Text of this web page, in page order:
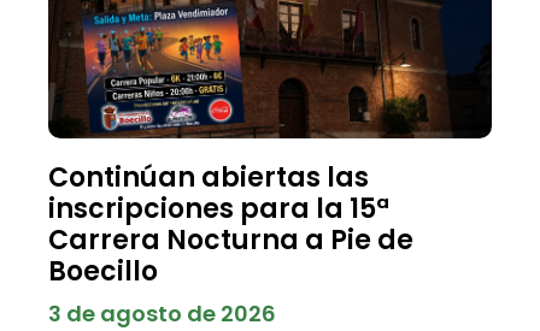
Continúan abiertas las
inscripciones para la 15ª
Carrera Nocturna a Pie de
Boecillo
3 de agosto de 2026